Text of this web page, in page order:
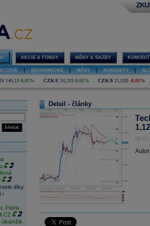
AKCIE & FONDY MĚNY & SAZBY
EKONOMICKÉ MĚNY KOMODITY
140,13 0,05% CZK/€ 24,219 0,01% CZK/$ 21,020 -0,01%
hledat
díky
i
Patria
CZ
okamžik
Detail - články